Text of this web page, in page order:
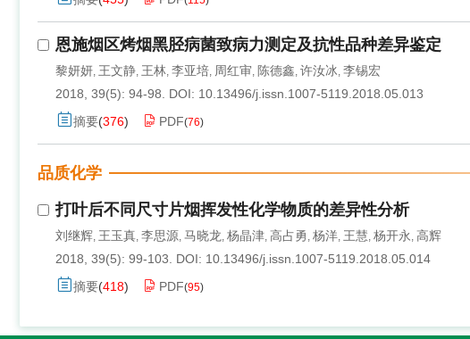
恩施烟区烤烟黑胫病菌致病力测定及抗性品种差异鉴定
黎妍妍, 王文静, 王林, 李亚培, 周红审, 陈德鑫, 许汝冰, 李锡宏
2018, 39(5): 94-98.
DOI: 10.13496/j.issn.1007-5119.2018.05.013
摘要(376) PDF(76)
品质化学
打叶后不同尺寸片烟挥发性化学物质的差异性分析
刘继辉, 王玉真, 李思源, 马晓龙, 杨晶津, 高占勇 , 杨洋, 王慧, 杨开永 , 高辉
2018, 39(5): 99-103.
DOI: 10.13496/j.issn.1007-5119.2018.05.014
摘要(418) PDF(95)